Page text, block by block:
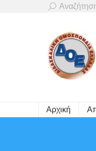
Search:
Αρχική